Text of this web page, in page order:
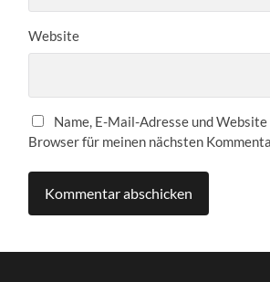
Website
Name, E-Mail-Adresse und Website
Browser für meinen nächsten